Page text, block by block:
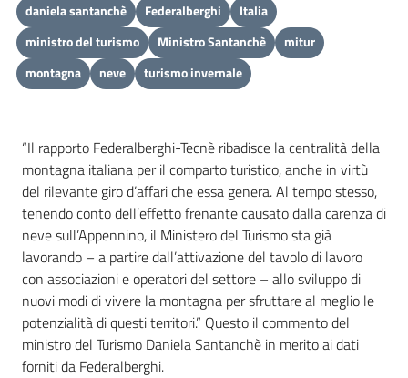
daniela santanchè
Federalberghi
Italia
ministro del turismo
Ministro Santanchè
mitur
montagna
neve turismo invernale
“Il rapporto Federalberghi-Tecnè ribadisce la centralità della
montagna italiana per il comparto turistico, anche in virtù
del rilevante giro d’affari che essa genera. Al tempo stesso,
tenendo conto dell’effetto frenante causato dalla carenza di
neve sull’Appennino, il Ministero del Turismo sta già
lavorando – a partire dall’attivazione del tavolo di lavoro
con associazioni e operatori del settore – allo sviluppo di
nuovi modi di vivere la montagna per sfruttare al meglio le
potenzialità di questi territori.” Questo il commento del
ministro del Turismo Daniela Santanchè in merito ai dati
forniti da Federalberghi.